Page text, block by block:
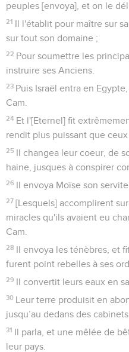
peuples [envoya], et on le
21 Il l'établit pour maître sur
sur tout son domaine ;
22 Pour soumettre les
instruire ses Anciens.
23 Puis Israël entra en
Cam.
24 Et l'[Eternel] fit
rendit plus puissant que
25 Il changea leur coeur, de
haine, jusques à conspirer
26 Il envoya Moïse son
27 [Lesquels] accomplirent
miracles qu'ils avaient eu
Cam.
28 Il envoya les ténèbres, et
furent point rebelles à ses
29 Il convertit leurs eaux en
30 Leur terre produisit en
jusqu’au dedans des
31 Il parla, et une mêlée de
leur pays.